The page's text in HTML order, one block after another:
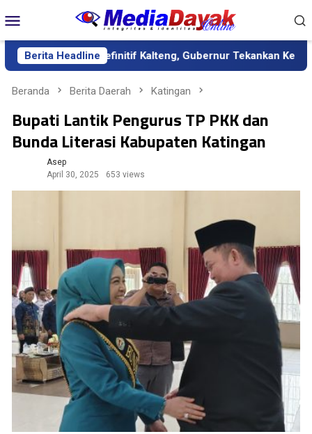
ke
kontenMobile
Berita Headline
Sekda Definitif Kalteng, Gubernur Tekankan Kerja Keras
Beranda Berita Daerah Katingan
Bupati Lantik Pengurus TP PKK dan
Bunda Literasi Kabupaten Katingan
Asep
April 30, 2025
653 views